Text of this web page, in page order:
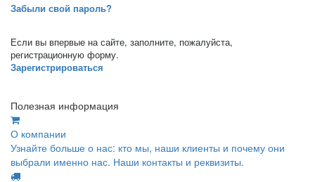
Забыли свой пароль?
Если вы впервые на сайте, заполните, пожалуйста,
регистрационную форму.
Зарегистрироваться
Полезная информация
О компании
Узнайте больше о нас: кто мы, наши клиенты и почему они
выбрали именно нас. Наши контакты и реквизиты.